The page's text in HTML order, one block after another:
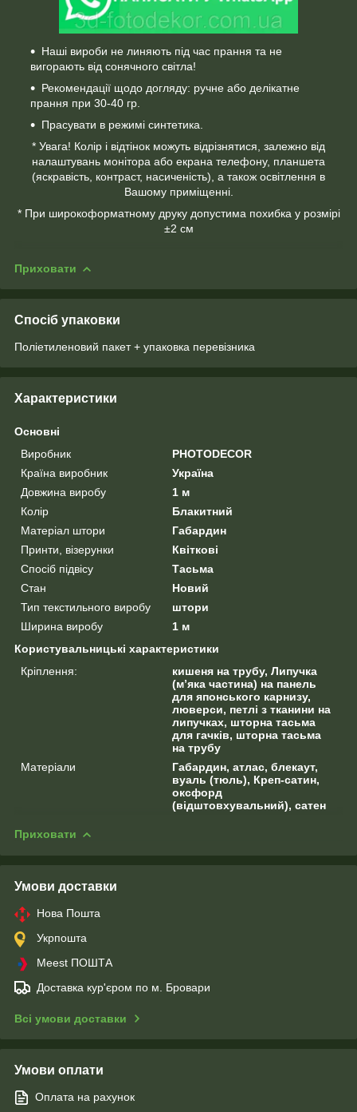
Наші вироби не линяють під час прання та не
вигорають від сонячного світла!
Рекомендації щодо догляду: ручне або делікатне
прання при 30-40 гр.
Прасувати в режимі синтетика.
* Увага! Колір і відтінок можуть відрізнятися, залежно від
налаштувань монітора або екрана телефону, планшета
(яскравість, контраст, насиченість), а також освітлення в
Вашому приміщенні.
* При широкоформатному друку допустима похибка у розмірі
±2 см
Приховати
Спосіб упаковки
Поліетиленовий пакет + упаковка перевізника
Характеристики
Основні
Виробник
PHOTODECOR
Країна виробник
Україна
Довжина виробу
1 м
Колір
Блакитний
Матеріал штори
Габардин
Принти, візерунки
Квіткові
Спосіб підвісу
Тасьма
Стан
Новий
Тип текстильного виробу
штори
Ширина виробу
1 м
Користувальницькі характеристики
Кріплення:
кишеня на трубу, Липучка
(м’яка частина) на панель
для японського карнизу,
люверси, петлі з тканини на
липучках, шторна тасьма
для гачків, шторна тасьма
на трубу
Матеріали
Габардин, атлас, блекаут,
вуаль (тюль), Креп-сатин,
оксфорд
(відштовхувальний), сатен
Приховати
Умови доставки
Нова Пошта
Укрпошта
Meest ПОШТА
Доставка кур'єром по м. Бровари
Всі умови доставки
Умови оплати
Оплата на рахунок